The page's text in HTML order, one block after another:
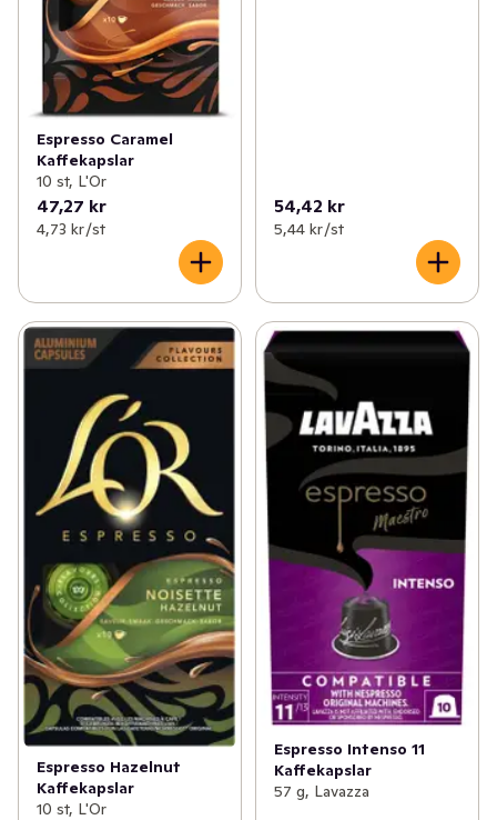
Espresso Caramel
Kaffekapslar
10 st, L'Or
47,27 kr
4,73 kr /st
54,42 kr
5,44 kr /st
Espresso Hazelnut
Kaffekapslar
10 st, L'Or
Espresso Intenso 11
Kaffekapslar
57 g, Lavazza